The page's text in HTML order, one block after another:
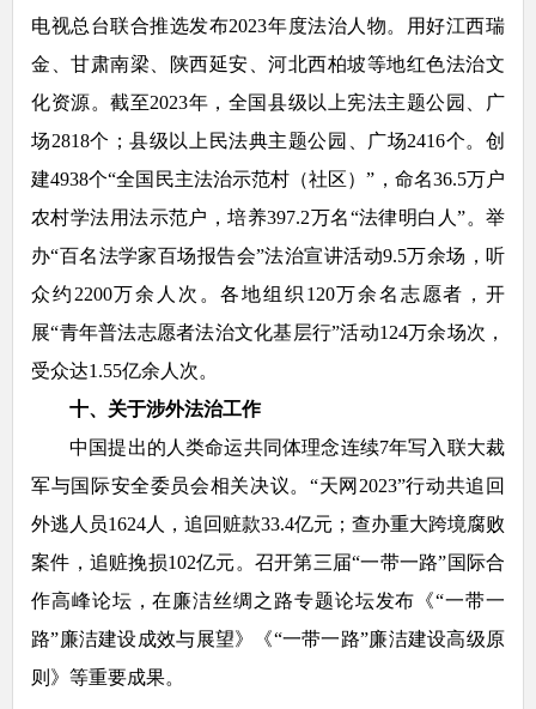
电视总台联合推选发布2023年度法治人物。用好江西瑞
金、甘肃南梁、陕西延安、河北西柏坡等地红色法治文
化资源。截至2023年，全国县级以上宪法主题公园、广
场2818个；县级以上民法典主题公园、广场2416个。创
建4938个“全国民主法治示范村（社区）”，命名36.5万户
农村学法用法示范户，培养397.2万名“法律明白人”。举
办“百名法学家百场报告会”法治宣讲活动9.5万余场，听
众约2200万余人次。各地组织120万余名志愿者，开
展“青年普法志愿者法治文化基层行”活动124万余场次，
受众达1.55亿余人次。
十、关于涉外法治工作
中国提出的人类命运共同体理念连续7年写入联大裁
军与国际安全委员会相关决议。“天网2023”行动共追回
外逃人员1624人，追回赃款33.4亿元；查办重大跨境腐败
案件，追赃挽损102亿元。召开第三届“一带一路”国际合
作高峰论坛，在廉洁丝绸之路专题论坛发布《“一带一
路”廉洁建设成效与展望》《“一带一路”廉洁建设高级原
则》等重要成果。